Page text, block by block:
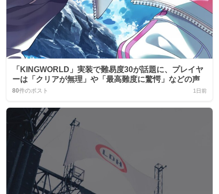
「KINGWORLD」実装で難易度30が話題に、プレイヤ
ーは「クリアが無理」や「最高難度に驚愕」などの声
80件のポスト 1日前